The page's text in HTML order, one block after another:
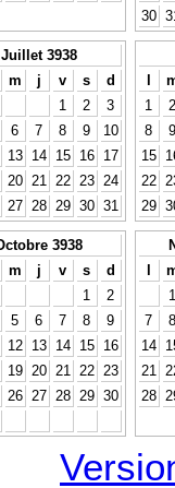
30
Juillet 3938
m j v s
d
1
2
3
6 7 8 9
10
13 14 15 16
17
20 21 22 23
24
27 28 29 30 31
l
1
2
8
9
15
22
29
3938
m j v s
d
1
2
5 6 7 8
9
12 13 14 15
16
19 20 21 22
23
26 27 28 29 30
l
1
7
8
14
21
28